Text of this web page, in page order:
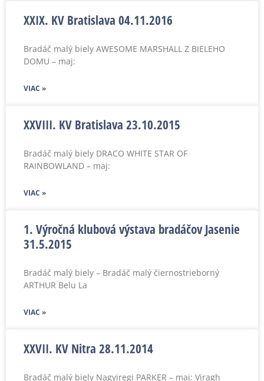
XXIX. KV Bratislava 04.11.2016
Bradáč malý biely AWESOME MARSHALL Z BIELEHO
DOMU – maj:
VIAC »
XXVIII. KV Bratislava 23.10.2015
Bradáč malý biely DRACO WHITE STAR OF
RAINBOWLAND – maj:
VIAC »
1. Výročná klubová výstava bradáčov Jasenie
31.5.2015
Bradáč malý biely – Bradáč malý čiernostrieborný
ARTHUR Belu La
VIAC »
XXVII. KV Nitra 28.11.2014
Bradáč malý biely Nagyiregi PARKER – maj: Viragh